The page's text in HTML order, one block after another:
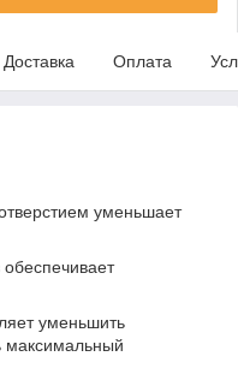
Доставка Оплата
уменьшает
обеспечивает
уменьшить
максимальный